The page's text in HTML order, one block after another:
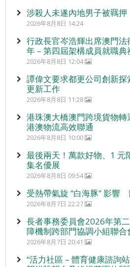
涉殺人未遂內地男子被羈押
2026年8月8日 14:24
行政長官岑浩輝出席澳門
年 – 第四屆架構成員就職典
2026年8月8日 12:04
譚偉文要求都更公司創新
更新工作
2026年8月8日 11:28
港珠澳大橋澳門跨境貨物轉
港澳物流高效聯通
2026年8月8日 10:00
最後兩天！萬款好物、1 元
集名優展
2026年8月8日 09:54
受熱帶氣旋 “白海豚” 影響
2026年8月7日 22:27
長者事務委員會2026年第
障機制跨部門協調小組聯合
2026年8月7日 20:41
“活力社區 – 體育健康諮詢